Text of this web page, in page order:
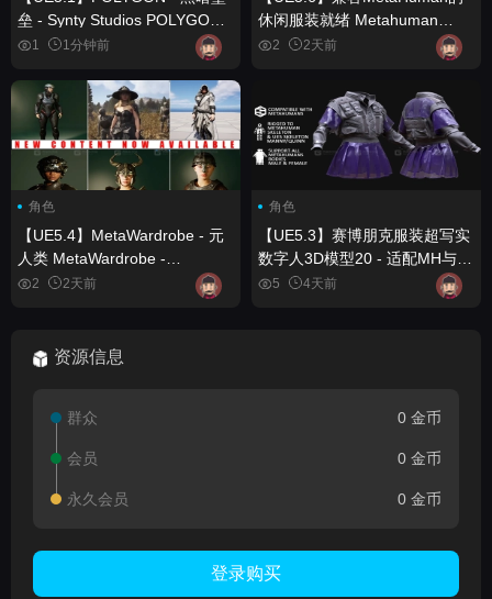
垒 - Synty Studios POLYGON -
Dark Fortress - Synty Studios
1 1分钟前
休闲服装就绪 Metahuman
Compatible Casual Outfit
2 2天前
角色
【UE5.4】MetaWardrobe - 元
人类 MetaWardrobe -
Metahuman
2 2天前
角色
【UE5.3】赛博朋克服装超写实
数字人3D模型20 - 适配MH与
UE5骨骼 - 已绑定骨骼
Cyberpunk Outfit Metahuman
5 4天前
资源信息
群众 0 金币
会员 0 金币
永久会员 0 金币
登录购买